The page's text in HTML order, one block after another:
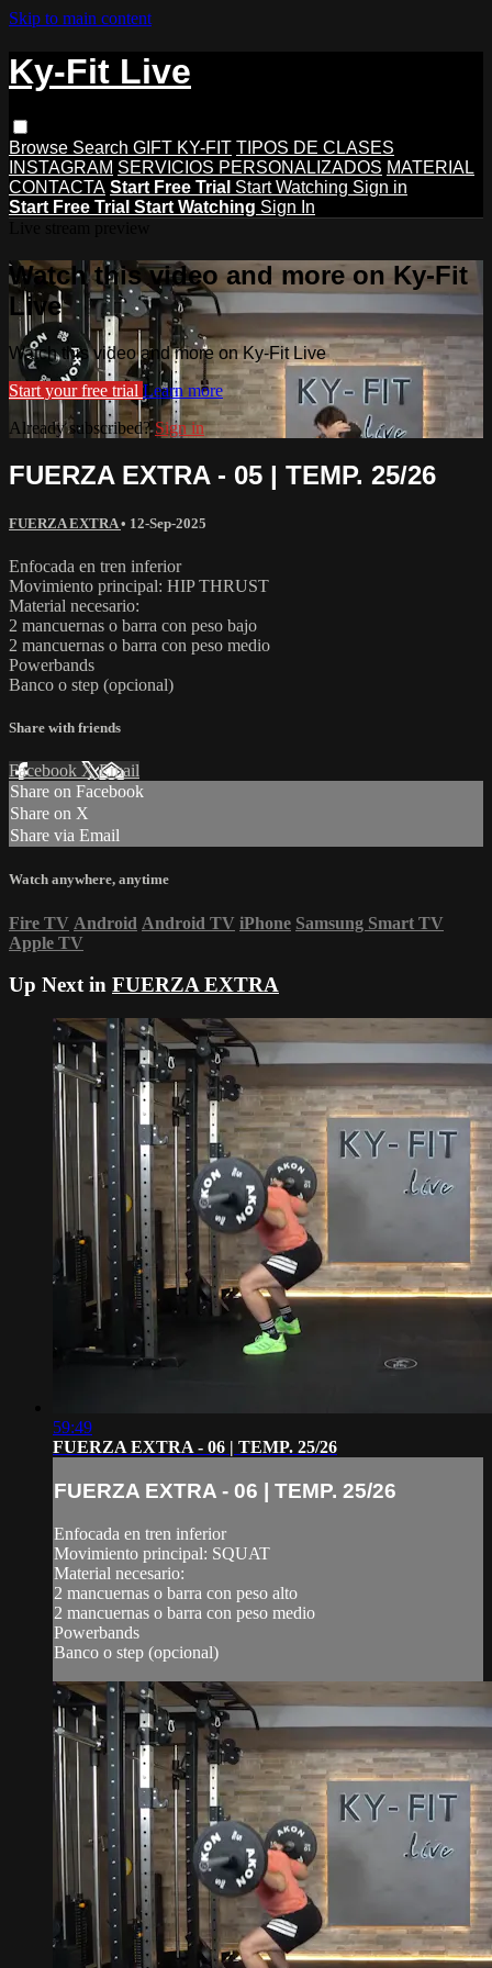
Skip to main content
Ky-Fit Live
Browse Search GIFT KY-FIT TIPOS DE CLASES
INSTAGRAM SERVICIOS PERSONALIZADOS MATERIAL
CONTACTA Start Free Trial Start Watching Sign in
Start Free Trial Start Watching Sign In
Watch this video and more on Ky-Fit
Live
Watch this video and more on Ky-Fit Live
Start your free trial Learn more
Already subscribed?Sign in
FUERZA EXTRA - 05 | TEMP. 25/26
FUERZA EXTRA• 12-Sep-2025
Enfocada en tren inferior
Movimiento principal: HIP THRUST
Material necesario:
2 mancuernas o barra con peso bajo
2 mancuernas o barra con peso medio
Powerbands
Banco o step (opcional)
Share with friends
Facebook XEmail
Share on Facebook
Share on X
Share via Email
Watch anywhere, anytime
Fire TV Android Android TV iPhone Samsung Smart TV
Apple TV
Up Next in FUERZA EXTRA
59:49
FUERZA EXTRA - 06 | TEMP. 25/26
FUERZA EXTRA - 06 | TEMP. 25/26
Enfocada en tren inferior
Movimiento principal: SQUAT
Material necesario:
2 mancuernas o barra con peso alto
2 mancuernas o barra con peso medio
Powerbands
Banco o step (opcional)